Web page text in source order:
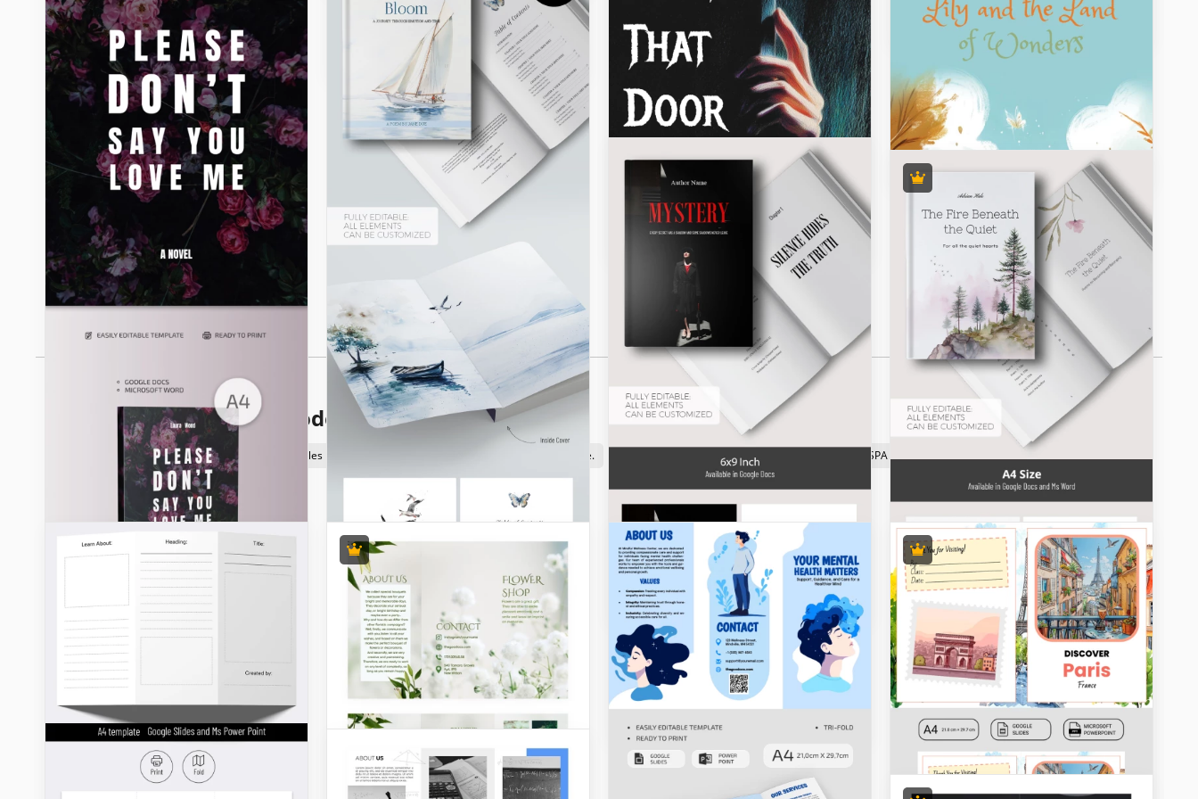
personnelles.
Livres
Roman élégant
Avez-vous écrit un roman? Vous
voulez trouver des premiers
lecteurs? Avec notre modèle de
couverture de livre, c'est possible
facilement.
Itinéraire de voyage
classique
Profitez de notre modèle de voyage
classique gratuit disponible en
formats Google Docs et Word.
invités. Gérez facilement les RSVP,
les préférences alimentaires et les
plans de table.
Inventaires
Inventaire de livres
Notre Modèle d'Inventaire de Livres
est un outil indispensable pour
suivre les livres à la maison, à la
bibliothèque ou au magasin!
Modèle de couverture de
livre de roman d'horreur
Brochure & Dépliants Modèles
d'église éducative funérailles de photographie. immobilières de SPA
Voir Tous Brochures & Dépliants Modèles